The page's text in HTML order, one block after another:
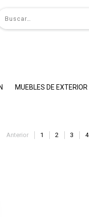
MUEBLES DE EXTERIOR
Anterior 1 2 3 4